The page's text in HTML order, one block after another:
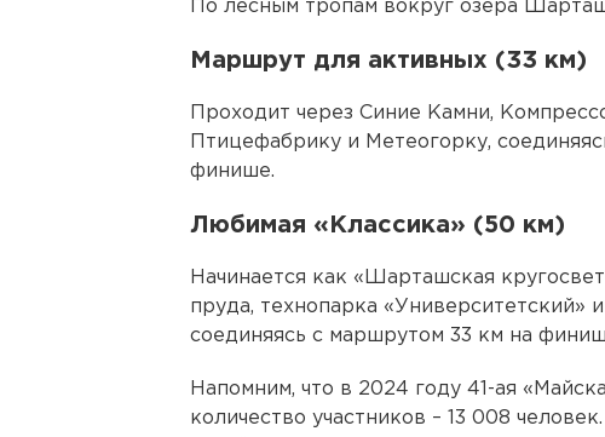
По лесным тропам вокруг озера
Маршрут для активных (33 км)
Проходит через Синие Камни,
Птицефабрику и Метеогорку,
финише.
Любимая «Классика» (50 км)
Начинается как «Шарташская
пруда, технопарка «Университетский»
соединяясь с маршрутом 33 км на
Напомним, что в 2024 году 41-ая
количество участников – 13 008